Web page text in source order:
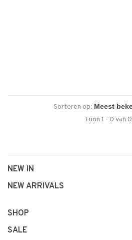
Sorteren op:
Toon 1 - 0 van 0
NEW IN
NEW ARRIVALS
SHOP
SALE